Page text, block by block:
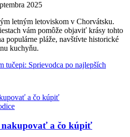
2025
letným letoviskom v Chorvátsku.
vám pomôže objaviť krásy tohto
populárne pláže, navštívte historické
kuchyňu.
tučepi: Sprievodca po najlepších
nakupovať a čo kúpiť